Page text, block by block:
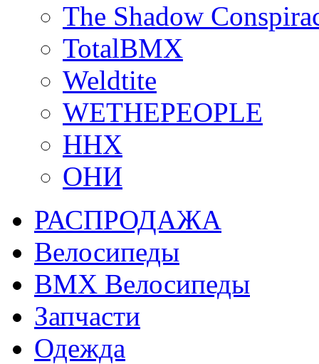
The Shadow
TotalBMX
Weldtite
WETHEPEOPLE
ННХ
ОНИ
РАСПРОДАЖА
Велосипеды
BMX Велосипеды
Запчасти
Одежда